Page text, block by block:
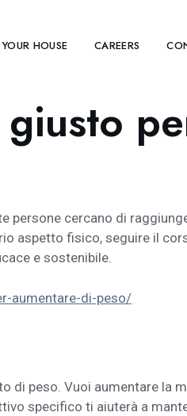
HOUSE CAREERS
cercano di
aspetto fisico, seguire il
e sostenibile.
aumentare-di-peso/
di peso. Vuoi aumentare la
specifico ti aiuterà a